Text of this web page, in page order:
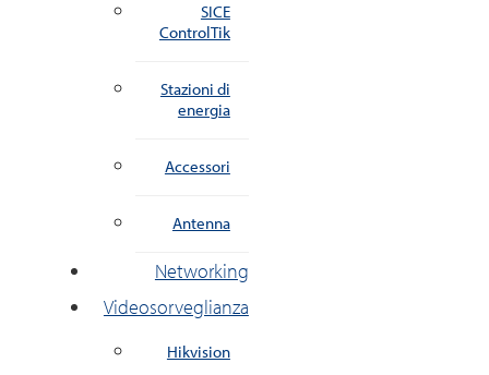
SICE
ControlTik
Stazioni di
energia
Accessori
Antenna
Networking
Videosorveglianza
Hikvision